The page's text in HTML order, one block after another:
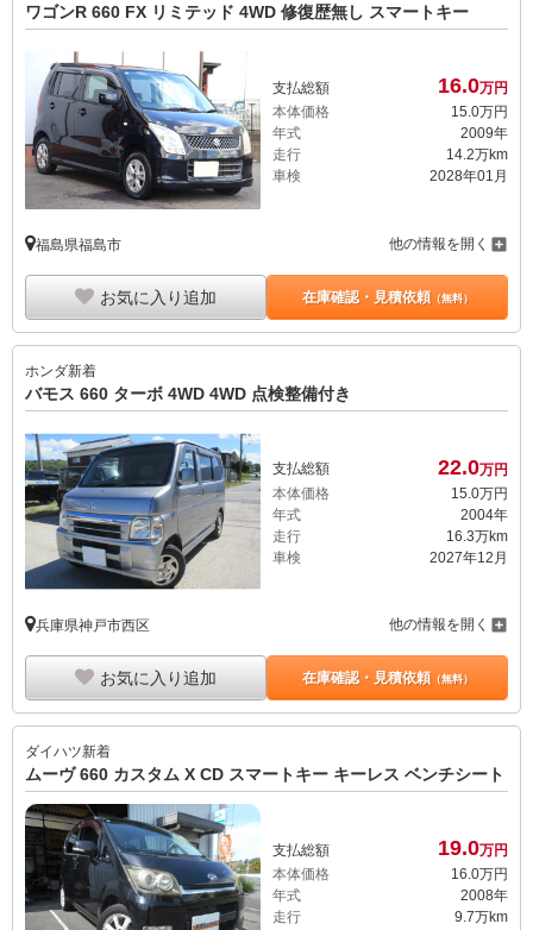
ワゴンR 660 FX リミテッド 4WD 修復歴無し スマートキー
支払総額 16.0万円
本体価格
15.0万円
年式
2009年
走行
14.2万km
車検
2028年01月
福島県福島市 他の情報を開く
お気に入り追加 在庫確認・見積依頼（無料）
ホンダ新着
バモス 660 ターボ 4WD 4WD 点検整備付き
支払総額 22.0万円
本体価格
15. 0万円
年式
2004年
走行
16.3万km
車検
2027年12月
兵庫県神戸市西区 他の情報を開く
お気に入り追加 在庫確認・見積依頼（無料）
ダイハツ新着
ムーヴ 660 カスタム X CD スマートキー キーレス ベンチシート
支払総額 19.0万円
本体価格
16.0万円
年式
2008年
走行
9.7万km